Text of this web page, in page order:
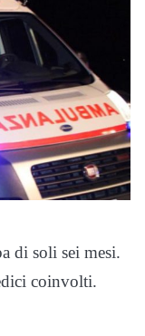
di soli sei mesi.
coinvolti.